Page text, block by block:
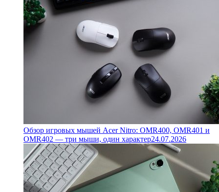
Обзор игровых мышей Acer Nitro: OMR400, OMR401 и
OMR402 — три мыши, один характер24.07.2026